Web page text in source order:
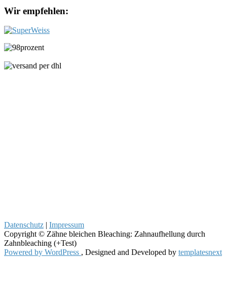
Wir empfehlen:
Datenschutz | Impressum
Copyright © Zähne bleichen Bleaching: Zahnaufhellung durch
Zahnbleaching (+Test)
Powered by WordPress , Designed and Developed by templatesnext